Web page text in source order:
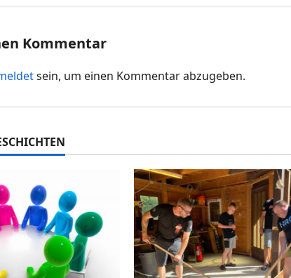
Kommentar
sein, um einen Kommentar abzugeben.